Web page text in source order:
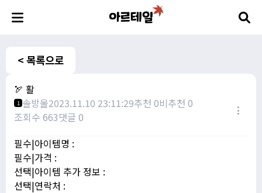
< 목록으로
🏹 활
1 솔방울2023.11.10 23:11:29추천 0비추천 0
조회수 663댓글 0
필수|아이템명 :
필수|가격 :
선택|아이템 추가 정보 :
선택|연락처 :